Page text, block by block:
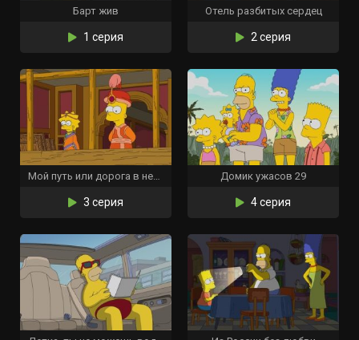
Барт жив
1 серия
Отель разбитых сердец
2 серия
Мой путь или дорога в небеса
3 серия
Домик ужасов 29
4 серия